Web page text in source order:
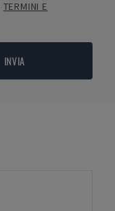
TERMINI E
INVIA